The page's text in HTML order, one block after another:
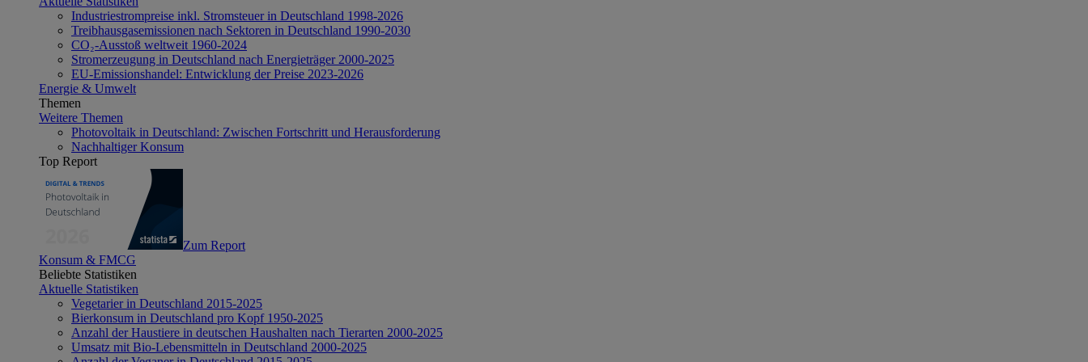
Industriestrompreise inkl. Stromsteuer in Deutschland 1998-2026
Treibhausgasemissionen nach Sektoren in Deutschland 1990-2030
CO₂-Ausstoß weltweit 1960-2024
Stromerzeugung in Deutschland nach Energieträger 2000-2025
EU-Emissionshandel: Entwicklung der Preise 2023-2026
Energie & Umwelt
Themen
Weitere Themen
Photovoltaik in Deutschland: Zwischen Fortschritt und Herausforderung
Nachhaltiger Konsum
Top Report
Zum Report
Konsum & FMCG
Beliebte Statistiken
Aktuelle Statistiken
Vegetarier in Deutschland 2015-2025
Bierkonsum in Deutschland pro Kopf 1950-2025
Anzahl der Haustiere in deutschen Haushalten nach Tierarten 2000-2025
Umsatz mit Bio-Lebensmitteln in Deutschland 2000-2025